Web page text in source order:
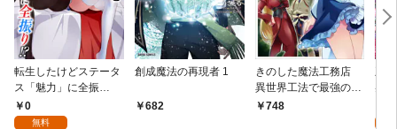
転生したけどステータ
ス「魅力」に全振
り！？(1)
0
無料
創成魔法の再現者 1
682
きのした魔法工務店
異世界工法で最強の家
づくりを（コミック）
748
兆
る